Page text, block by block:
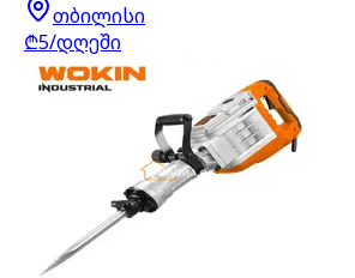
თბილისი
₾5/დღეში